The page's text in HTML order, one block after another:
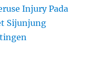
Injury Pada
Sijunjung